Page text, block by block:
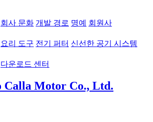
회사 문화 개발 경로 명예 회원사
요리 도구 전기 퍼터 신선한 공기 시스템
다운로드 센터